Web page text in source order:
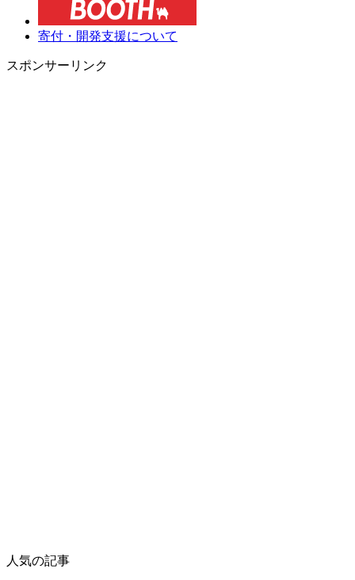
寄付・開発支援について
スポンサーリンク
人気の記事